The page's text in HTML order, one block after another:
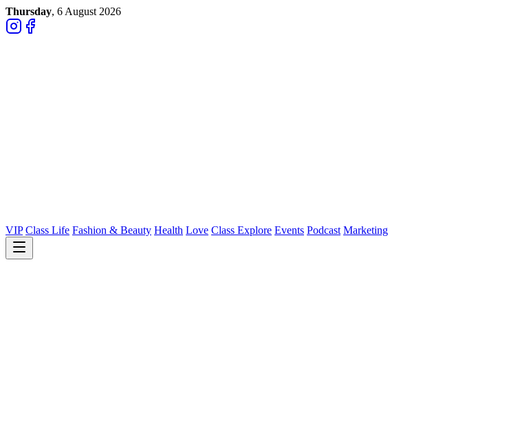
Thursday, 6 August 2026
VIP Class Life Fashion & Beauty Health Love Class Explore Events Podcast Marketing